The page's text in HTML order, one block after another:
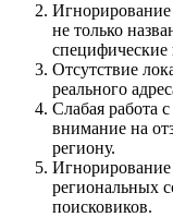
не только
специфические
Отсутствие
реального
Слабая работа
внимание на
региону.
региональных
поисковиков.